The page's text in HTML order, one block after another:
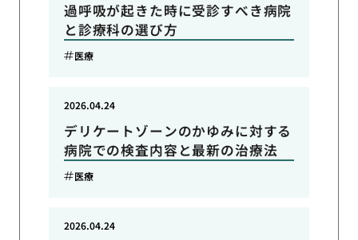
過呼吸が起きた時に受診すべき病院
と診療科の選び方
医療
デリケートゾーンのかゆみに対する
病院での検査内容と最新の治療法
2026.04.24
医療
2026.04.24